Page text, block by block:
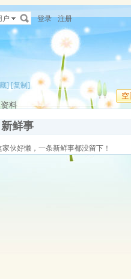
户 登录 注册
] [复制]
空
料
新鲜事
家伙好懒，一条新鲜事都没留下！